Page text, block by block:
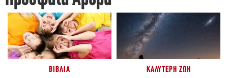
ΒΙΒΛΊΑ ΚΑΛΎΤΕΡΗ ΖΩΉ